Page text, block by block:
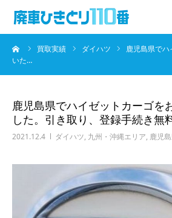
買取実績 ダイハツ
鹿児島県でハ
いた…
鹿児島県でハイゼットカーゴを
した。引き取り、登録手続き無
2021.12.4 ダイハツ, 九州・沖縄エリア, 鹿児
廃車･事故車の買取
無料査定
お知らせ